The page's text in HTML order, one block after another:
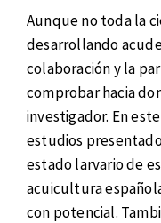
Aunque no toda la
desarrollando
colaboración y la
comprobar hacia
investigador. En
estudios
estado larvario de
acuicultura
con potencial.